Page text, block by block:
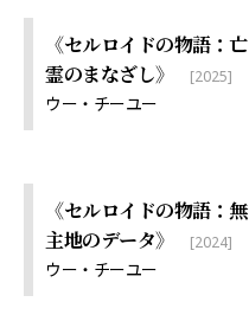
《セルロイドの物語：亡
霊のまなざし》
[2025]
ウー・チーユー
《セルロイドの物語：無
主地のデータ》
[2024]
ウー・チーユー